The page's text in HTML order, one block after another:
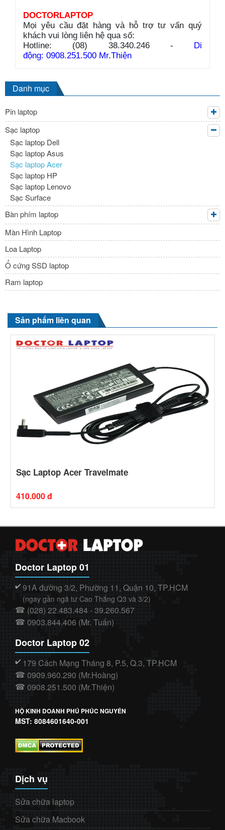
DOCTORLAPTOP
Mọi yêu cầu đặt hàng và hỗ trợ tư vấn quý
khách vui lòng liên hệ qua số:
Hotline: (08) 38.340.246 - Di
động: 0908.251.500 Mr.Thiện
Danh mục
Pin laptop
Sạc laptop
Sạc laptop Dell
Sạc laptop Asus
Sạc laptop Acer
Sạc laptop HP
Sạc laptop Lenovo
Sạc Surface
Bàn phím laptop
Màn Hình Laptop
Loa Laptop
Ổ cứng SSD laptop
Ram laptop
Sản phẩm liên quan
Sạc Laptop Acer Travelmate
410.000 đ
Doctor Laptop 01
✔️ 91A đường 3/2, Phường 11, Quận 10, TP.HCM
(ngay gần ngã tư Cao Thắng Q3 và 3/2)
☎ (028) 22.483.484 - 39.260.567
☎ 0903.844.406 (Mr. Tuấn)
Doctor Laptop 02
✔️ 179 Cách Mạng Tháng 8, P.5, Q.3, TP.HCM
☎ 0909.960.290 (Mr.Hoàng)
☎ 0908.251.500 (Mr.Thiện)
HỘ KINH DOANH PHÚ PHÚC NGUYÊN
MST: 8084601640-001
Dịch vụ
Sửa chữa laptop
Sửa chữa Macbook